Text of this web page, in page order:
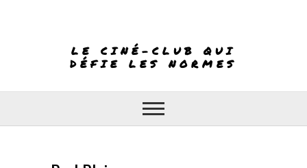
LE CINÉ-CLUB QUI
DÉFIE LES NORMES